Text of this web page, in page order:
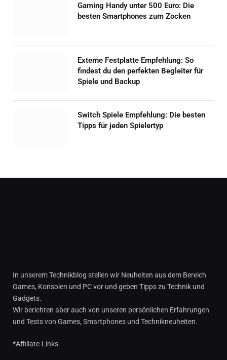
Gaming Handy unter 500 Euro: Die
besten Smartphones zum Zocken
Externe Festplatte Empfehlung: So
findest du den perfekten Begleiter für
Spiele und Backup
Switch Spiele Empfehlung: Die besten
Tipps für jeden Spielertyp
In unserem Technikblog stellen wir Neuheiten aus dem Bereich
Games, Konsolen und PC vor und geben Tipps zu Technik und
Gadgets.
Wir berichten aber auch von unseren persönlichen Erfahrungen
und Tests von Games, Smartphones und Technikneuheiten.
*Affiliate-Links